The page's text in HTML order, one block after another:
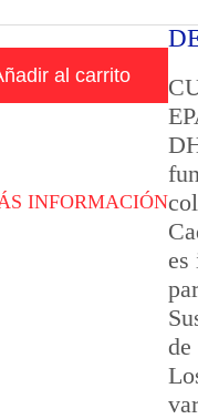
al carrito
INFORMACIÓN